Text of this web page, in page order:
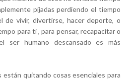
pijadas perdiendo el tiempo
de vivir, divertirse, hacer deporte, o
para ti , para pensar, recapacitar o
ser humano descansado es más
están quitando cosas esenciales para